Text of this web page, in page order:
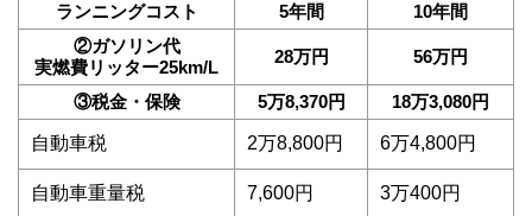
ランニングコスト 5年間
10年間
②ガソリン代
実燃費リッター25km/L
28万円 56万円
③税金・保険 5万8,370円 18万3,080円
自動車税 2万8,800円 6万4,800円
自動車重量税 7,600円 3万400円